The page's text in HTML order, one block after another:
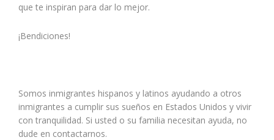
que te inspiran para dar lo mejor.
¡Bendiciones!
Somos inmigrantes hispanos y latinos ayudando a otros
inmigrantes a cumplir sus sueños en Estados Unidos y vivir
con tranquilidad. Si usted o su familia necesitan ayuda, no
dude en contactarnos.